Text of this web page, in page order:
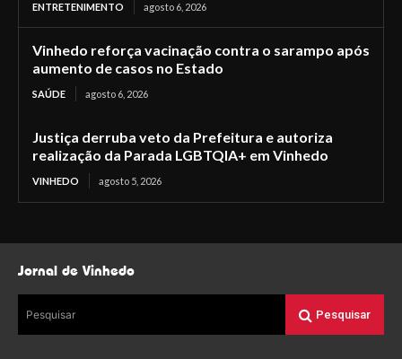
ENTRETENIMENTO agosto 6, 2026
Vinhedo reforça vacinação contra o sarampo após
aumento de casos no Estado
SAÚDE agosto 6, 2026
Justiça derruba veto da Prefeitura e autoriza
realização da Parada LGBTQIA+ em Vinhedo
VINHEDO agosto 5, 2026
Jornal de Vinhedo
Pesquisar Pesquisar